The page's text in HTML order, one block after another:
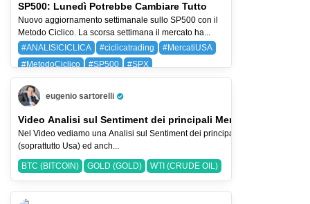
SP500: Lunedì Potrebbe Cambiare Tutto
Nuovo aggiornamento settimanale sullo SP500 con il
Metodo Ciclico. La scorsa settimana il mercato ha...
#ANALISICICLICA
#ciclicatrading
#MercatiUSA
#MetodoCiclico
#SP500
#SPX
BAYG (BAYER AG)
SPX (SP 500)
eugenio sartorelli
Pro Trader
Video Analisi sul Sentiment dei principali Mercati-2-ago-2026
Nel Video vediamo una Analisi sul Sentiment dei principali Indici Azionari
(soprattutto Usa) ed anch...
BTC (BITCOIN) GOLD (GOLD) WTI (CRUDE OIL)